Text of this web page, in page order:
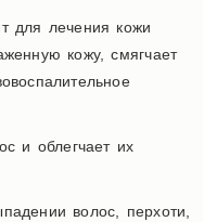
для лечения кожи
кожу, смягчает
и облегчает их
волос, перхоти,